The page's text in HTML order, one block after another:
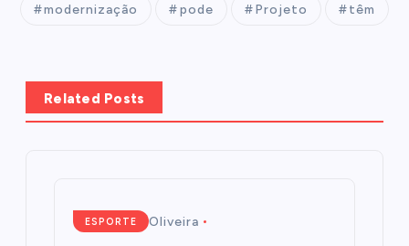
modernização pode Projeto têm
Related Posts
ESPORTE
Mairim de Oliveira